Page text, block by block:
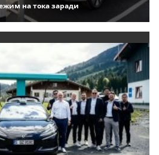
на тока заради